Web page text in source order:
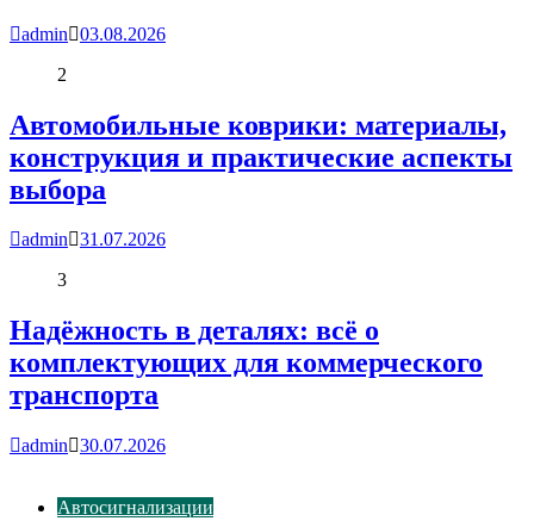
admin
03.08.2026
2
Автомобильные коврики: материалы,
конструкция и практические аспекты
выбора
admin 31.07.2026
3
Надёжность в деталях: всё о
комплектующих для коммерческого
транспорта
admin 30.07.2026
Автосигнализации